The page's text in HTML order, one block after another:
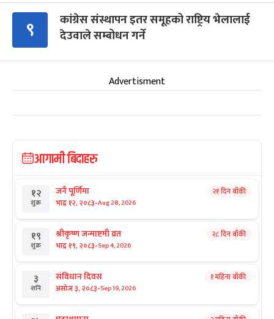
९
कांग्रेस संस्थापन इतर समूहको राष्ट्रिय भेलालाई
देउवाले सम्बोधन गर्ने
Advertisment
आगामी बिदाहरु
१२
शुक्र
जनै पूर्णिमा
भाद्र १२, २०८३-Aug 28, 2026
२१ दिन बाँकी
१९
शुक्र
श्रीकृष्ण जन्माष्टमी व्रत
भाद्र १९, २०८३-Sep 4, 2026
२८ दिन बाँकी
३
शनि
संविधान दिवस
असोज ३, २०८३-Sep 19, 2026
१ महिना बाँकी